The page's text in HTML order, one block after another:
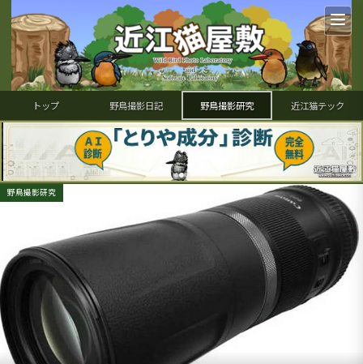
トップ 野鳥撮影日記 野鳥撮影研究 近江猫テック
野鳥撮影研究